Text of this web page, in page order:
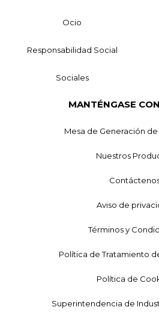
Ocio
Responsabilidad Social
Sociales
MANTÉNGASE
Mesa de Generación
Nuestros
Aviso de
Términos y
Política de Tratamiento
Política de
Superintendencia de